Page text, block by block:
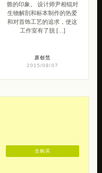
骼的印象。 设计师尹相锟对
生物解剖和标本制作的热爱
和对首饰工艺的追求，使这
工作室有了脱 […]
原创范
2015/09/07
去购买